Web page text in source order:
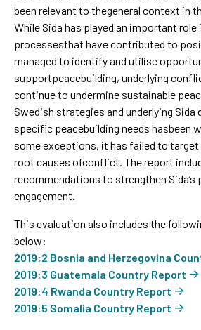
been relevant to thegeneral context in
While Sida has played an important
processesthat have contributed to
managed to identify and utilise
supportpeacebuilding, underlying
continue to undermine sustainable
Swedish strategies and underlying
specific peacebuilding needs hasbeen
some exceptions, it has failed to
root causes ofconflict. The report
recommendations to strengthen Sida’s
engagement.
This evaluation also includes the
below:
2019:2 Bosnia and Herzegovina
2019:3 Guatemala Country Report
2019:4 Rwanda Country Report
2019:5 Somalia Country Report